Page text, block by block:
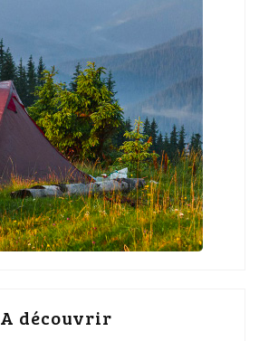
A découvrir